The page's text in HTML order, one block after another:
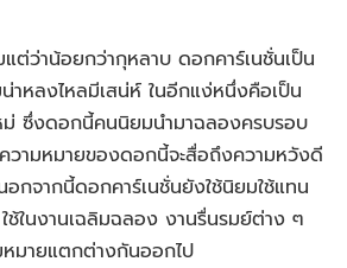
ต่ว่าน้อยกว่ากุหลาบ ดอกคาร์เนชั่นเป็น
หลงไหลมีเสน่ห์ ในอีกแง่หนึ่งคือเป็น
ซึ่งดอกนี้คนนิยมนำมาฉลองครบรอบ
วามหมายของดอกนี้จะสื่อถึงความหวังดี
อกจากนี้ดอกคาร์เนชั่นยังใช้นิยมใช้แทน
ในงานเฉลิมฉลอง งานรื่นรมย์ต่าง ๆ
หมายแตกต่างกันออกไป